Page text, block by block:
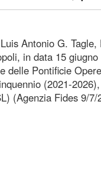
Antonio G.
in data 15
delle Pontificie
(2021-
(Agenzia Fides 9/7/